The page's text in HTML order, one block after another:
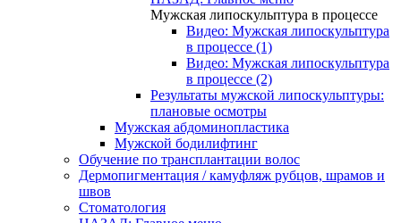
Мужская липоскульптура в процессе
Видео: Мужская липоскульптура
в процессе (1)
Видео: Мужская липоскульптура
в процессе (2)
Результаты мужской липоскульптуры:
плановые осмотры
Мужская абдоминопластика
Мужской бодилифтинг
Обучение по трансплантации волос
Дермопигментация / камуфляж рубцов, шрамов и
швов
Стоматология